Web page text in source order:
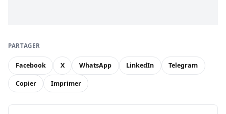
PARTAGER
Facebook X WhatsApp LinkedIn Telegram
Copier Imprimer